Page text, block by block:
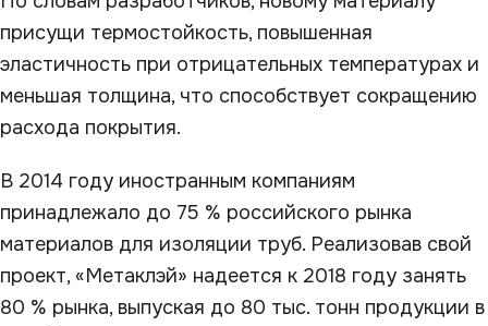
присущи термостойкость, повышенная
эластичность при отрицательных температурах и
меньшая толщина, что способствует сокращению
расхода покрытия.
В 2014 году иностранным компаниям
принадлежало до 75 % российского рынка
материалов для изоляции труб. Реализовав свой
проект, «Метаклэй» надеется к 2018 году занять
80 % рынка, выпуская до 80 тыс. тонн продукции в